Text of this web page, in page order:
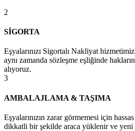
2
SİGORTA
Eşyalarınızı Sigortalı Nakliyat
aynı zamanda sözleşme eşliğinde
alıyoruz.
3
AMBALAJLAMA & TAŞIMA
Eşyalarınızın zarar görmemesi için
dikkatli bir şekilde araca yüklenir ve yeni